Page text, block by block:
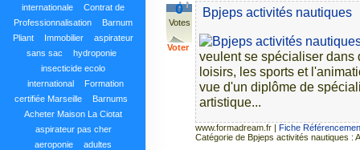
internationale
Contrat de
Professionnalisation
Barnum
Pliant
Immobilier
aspirateur
sans sac
hydroponie
insecticide ecolo
international
Formation
certifiée Marseille
Barnums
Acheter Maison La Ciotat
aspirateur pas cher
aeroponie
adultes
0
Votes
Voter
Bpjeps activités nautiques
veulent se spécialiser dans
loisirs, les sports et
vue d'un diplôme de
artistique...
www.formadream.fr
Fiche
Catégorie de Bpjeps activités nautiques :